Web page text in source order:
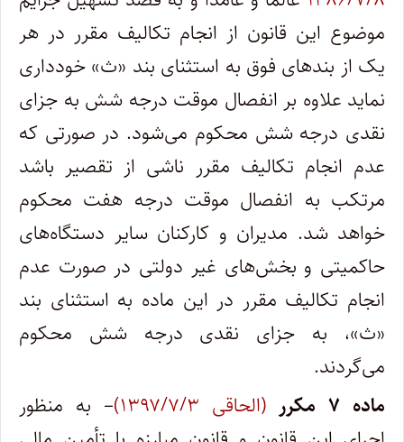
موضوع این قانون از انجام تکالیف مقرر در هر
یک از بندهای فوق به استثنای بند «ث» خودداری
نماید علاوه بر انفصال موقت درجه شش به جزای
نقدی درجه شش محکوم می‌شود. در صورتی که
عدم انجام تکالیف مقرر ناشی از تقصیر باشد
مرتکب به انفصال موقت درجه هفت محکوم
خواهد شد. مدیران و کارکنان سایر دستگاه‌های
حاکمیتی و بخش‌های غیر دولتی در صورت عدم
انجام تکالیف مقرر در این ماده به استثنای بند
«ث»، به جزای نقدی درجه شش محکوم
می‌گردند.
ماده ۷ مکرر
(الحاقی ۱۳۹۷/۷/۳)
– به منظور